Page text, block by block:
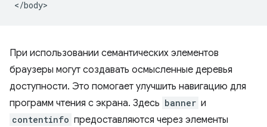
При использовании семантических элементов
браузеры могут создавать осмысленные деревья
доступности. Это помогает улучшить навигацию для
программ чтения с экрана. Здесь banner и
contentinfo предоставляются через элементы